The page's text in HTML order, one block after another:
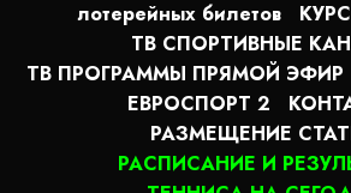
лотерейных билетов
ТВ СПОРТИВНЫЕ
ТВ ПРОГРАММЫ ПРЯМОЙ ЭФИР
ЕВРОСПОРТ 2
РАЗМЕЩЕНИЕ
РАСПИСАНИЕ И